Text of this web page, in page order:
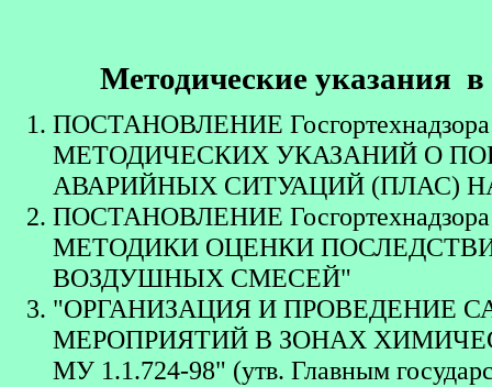
Методические указания
ПОСТАНОВЛЕНИЕ
МЕТОДИЧЕСКИХ УКАЗАНИЙ О
АВАРИЙНЫХ СИТУАЦИЙ (ПЛАС)
ПОСТАНОВЛЕНИЕ
МЕТОДИКИ ОЦЕНКИ
ВОЗДУШНЫХ СМЕСЕЙ"
"ОРГАНИЗАЦИЯ И ПРОВЕДЕНИЕ
МЕРОПРИЯТИЙ В ЗОНАХ
МУ 1.1.724-98" (утв. Главным